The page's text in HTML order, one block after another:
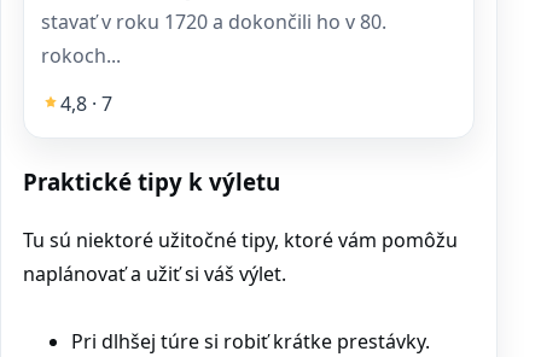
stavať v roku 1720 a dokončili ho v 80.
rokoch...
4,8 · 7
Praktické tipy k výletu
Tu sú niektoré užitočné tipy, ktoré vám pomôžu
naplánovať a užiť si váš výlet.
Pri dlhšej túre si robiť krátke prestávky.